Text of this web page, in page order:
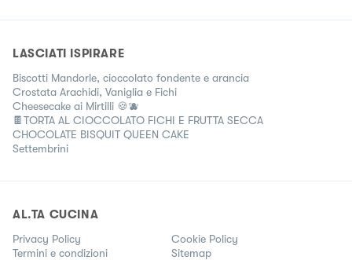
LASCIATI ISPIRARE
Biscotti Mandorle, cioccolato fondente e arancia
Crostata Arachidi, Vaniglia e Fichi
Cheesecake ai Mirtilli 🍪🫐
🍫TORTA AL CIOCCOLATO FICHI E FRUTTA SECCA
CHOCOLATE BISQUIT QUEEN CAKE
Settembrini
AL.TA CUCINA
Privacy Policy
Cookie Policy
Termini e condizioni
Sitemap